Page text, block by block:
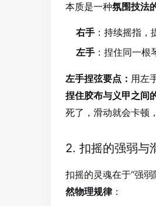
本质是一种氛围技法
右手 ：持续摇指，
左手 ：捏住同一根
左手捏弦要点： 用左
捏住胶布与义甲之间
死了，滑动就会卡顿
2. 扣摇的强弱与
扣摇的灵魂在于“强
然物理规律：